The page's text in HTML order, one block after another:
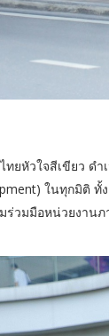
ไทยหัวใจสีเขียว
ในทุกมิติ
ร่วมมือหน่วยงานภ